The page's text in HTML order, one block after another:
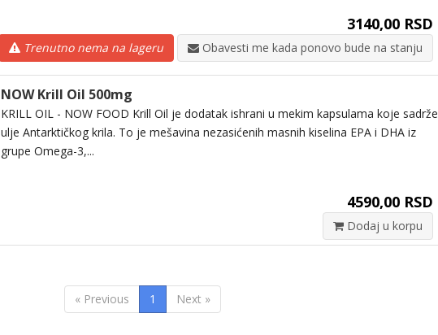
3140,00 RSD
Trenutno nema na lageru Obavesti me kada ponovo bude na stanju
NOW Krill Oil 500mg
KRILL OIL - NOW FOOD Krill Oil je dodatak ishrani u mekim kapsulama koje sadrže
ulje Antarktičkog krila. To je mešavina nezasićenih masnih kiselina EPA i DHA iz
grupe Omega-3,...
4590,00 RSD
Dodaj u korpu
« Previous 1 Next »